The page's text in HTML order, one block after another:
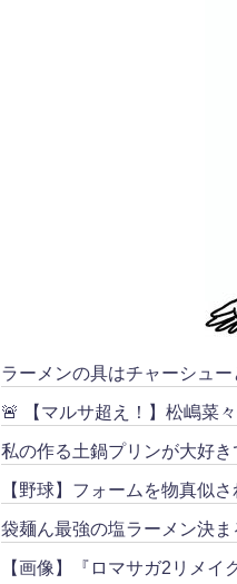
ラーメンの具はチャーシュー
🚨 【マルサ超え！】松嶋菜
私の作る土鍋プリンが大好
【野球】フォームを物真似
袋麺ん最強の塩ラーメン決ま
【画像】『ロマサガ2リメ